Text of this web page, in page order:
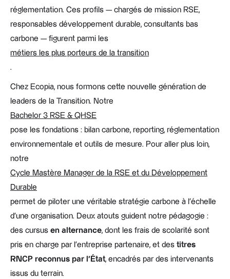
réglementation. Ces profils — chargés de mission RSE,
responsables développement durable, consultants bas
carbone — figurent parmi les
métiers les plus porteurs de la transition
.
Chez Ecopia, nous formons cette nouvelle génération de
leaders de la Transition. Notre
Bachelor 3 RSE & QHSE
pose les fondations : bilan carbone, reporting, réglementation
environnementale et outils de mesure. Pour aller plus loin,
notre
Cycle Mastère Manager de la RSE et du Développement
Durable
permet de piloter une véritable stratégie carbone à l'échelle
d'une organisation. Deux atouts guident notre pédagogie :
des cursus en alternance, dont les frais de scolarité sont
pris en charge par l'entreprise partenaire, et des titres
RNCP reconnus par l'État, encadrés par des intervenants
issus du terrain.